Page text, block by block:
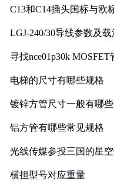
C13和C14插头国标与欧
LGJ-240/30导线参数及
寻找nce01p30k
电梯的尺寸有哪些规格
镀锌方管尺寸一般有哪些
铝方管有哪些常见规格
光线传媒参投三国的星
横担型号对应重量